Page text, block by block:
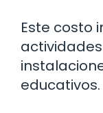
Este costo
educativos.